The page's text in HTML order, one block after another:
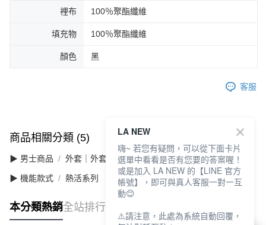
裡布 100％聚酯纖維
填充物 100％聚酯纖維
顏色 黑
客服
商品相關分類 (5) 查看全部
▶ 男士商品 外套｜外套/夾克/背心
▶ 機能款式 熱活系列
本分類熱銷全站排行
LA NEW
嗨~ 若您有疑問，可以從下面卡片
選單中看看是否有您要的答案喔！
或是加入 LA NEW 的【LINE 官方
帳號】，即可與真人客服一對一互
動😊
⚠️請注意，此處為系統自動回覆，